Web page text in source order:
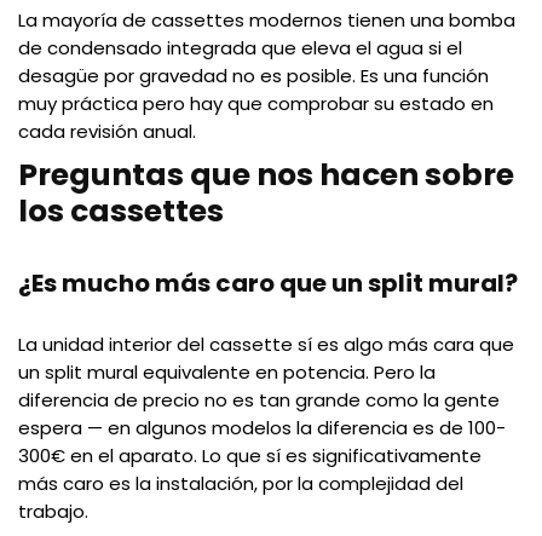
La mayoría de cassettes modernos tienen una bomba
de condensado integrada que eleva el agua si el
desagüe por gravedad no es posible. Es una función
muy práctica pero hay que comprobar su estado en
cada revisión anual.
Preguntas que nos hacen sobre
los cassettes
¿Es mucho más caro que un split mural?
La unidad interior del cassette sí es algo más cara que
un split mural equivalente en potencia. Pero la
diferencia de precio no es tan grande como la gente
espera — en algunos modelos la diferencia es de 100-
300€ en el aparato. Lo que sí es significativamente
más caro es la instalación, por la complejidad del
trabajo.